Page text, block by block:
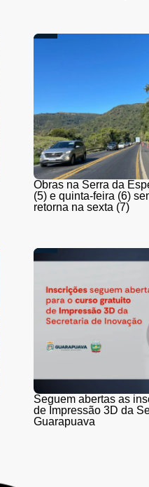
Obras na Serra da
(5) e quinta-feira (6)
retorna na sexta (7)
Seguem abertas as
de Impressão 3D da
Guarapuava